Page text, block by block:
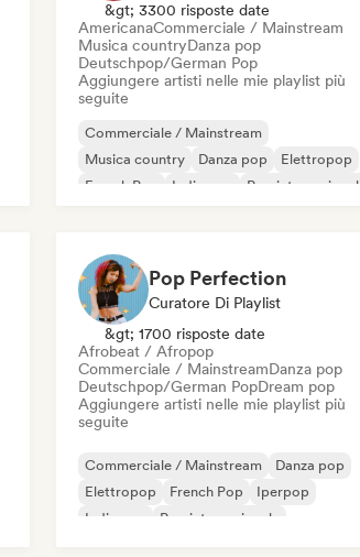
&gt; 3300 risposte date
AmericanaCommerciale / Mainstream
Musica countryDanza pop
Deutschpop/German Pop
Aggiungere artisti nelle mie playlist più
seguite
Commerciale / Mainstream
Musica country
Danza pop
Elettropop
French Pop
Indie pop
Pop internazionale
Pop Perfection
Curatore Di Playlist
&gt; 1700 risposte date
Afrobeat / Afropop
Commerciale / MainstreamDanza pop
Deutschpop/German PopDream pop
Aggiungere artisti nelle mie playlist più
seguite
Commerciale / Mainstream
Danza pop
Elettropop
French Pop
Iperpop
Indie pop
Pop internazionale